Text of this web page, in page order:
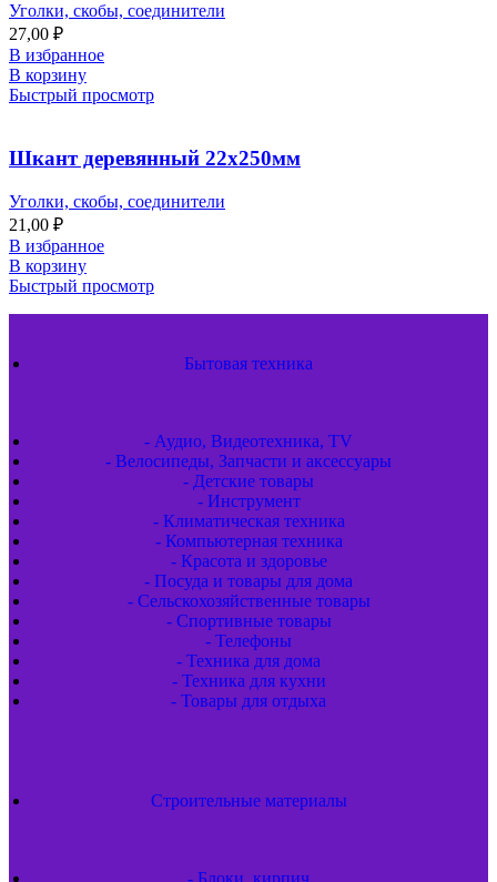
Уголки, скобы, соединители
27,00 ₽
В избранное
В корзину
Быстрый просмотр
Шкант деревянный 22х250мм
Уголки, скобы, соединители
21,00 ₽
В избранное
В корзину
Быстрый просмотр
Бытовая техника
- Аудио, Видеотехника, TV
- Велосипеды, Запчасти и аксессуары
- Детские товары
- Инструмент
- Климатическая техника
- Компьютерная техника
- Красота и здоровье
- Посуда и товары для дома
- Сельскохозяйственные товары
- Спортивные товары
- Телефоны
- Техника для дома
- Техника для кухни
- Товары для отдыха
Строительные материалы
- Блоки, кирпич